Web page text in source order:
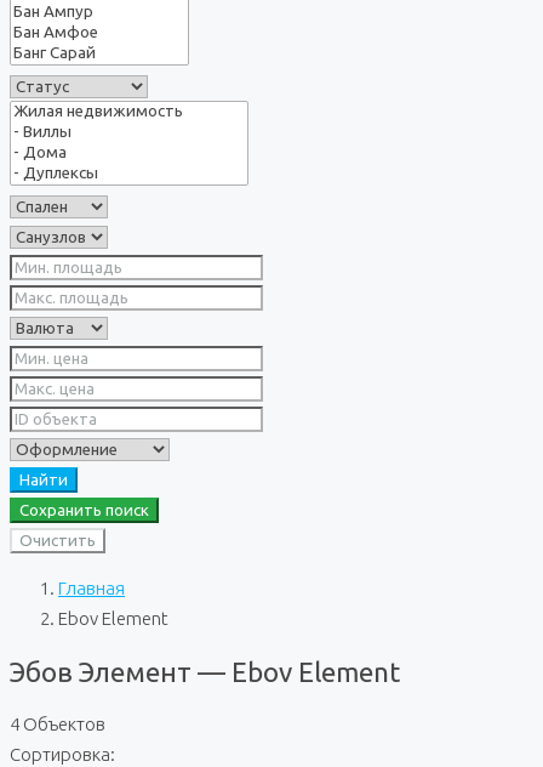
Найти
Сохранить поиск
Очистить
Главная
Ebov Element
Эбов Элемент — Ebov Element
4 Объектов
Сортировка: